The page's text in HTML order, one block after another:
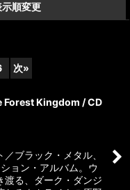
示順変更
次»
Forest Kingdom / CD
ブラック・メタル、
ョン・アルバム。ウ
渡る、ダーク・ダンジ